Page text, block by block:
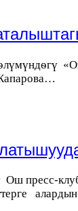
пресс-